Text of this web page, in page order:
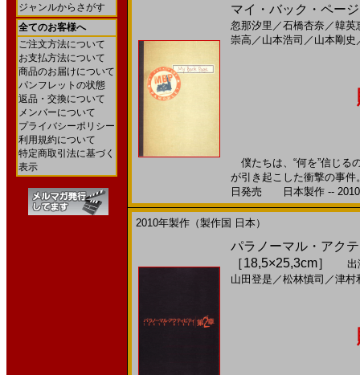
ジャンルからさがす
全てのお客様へ
ご注文方法について
お支払方法について
商品のお届けについて
パンフレットの状態
返品・交換について
メンバーについて
プライバシーポリシー
利用規約について
特定商取引法に基づく
表示
マイ・バック・ペー
忽那汐里 ／石橋杏奈 ／韓英
崇高／ 山本浩司 ／ 山本剛史
僕たちは、“何を”信じる
が引き起こした衝撃の事
日発売 日本製作 -- 2010
2010年製作（製作国 日本）
パラノーマル・アク
［18,5×25,3cm］
出
山田登是 ／松林慎司 ／津村